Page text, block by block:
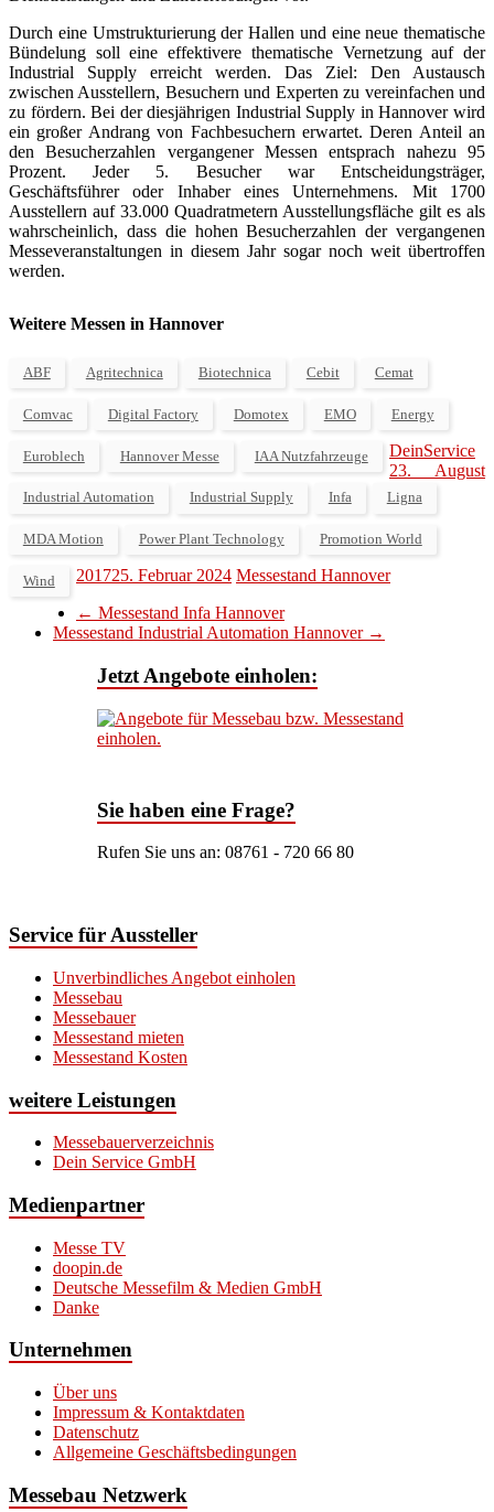
Durch eine Umstrukturierung der Hallen und eine neue thematische
Bündelung soll eine effektivere thematische Vernetzung auf der
Industrial Supply erreicht werden. Das Ziel: Den Austausch
zwischen Ausstellern, Besuchern und Experten zu vereinfachen und
zu fördern. Bei der diesjährigen Industrial Supply in Hannover wird
ein großer Andrang von Fachbesuchern erwartet. Deren Anteil an
den Besucherzahlen vergangener Messen entsprach nahezu 95
Prozent. Jeder 5. Besucher war Entscheidungsträger,
Geschäftsführer oder Inhaber eines Unternehmens. Mit 1700
Ausstellern auf 33.000 Quadratmetern Ausstellungsfläche gilt es als
wahrscheinlich, dass die hohen Besucherzahlen der vergangenen
Messeveranstaltungen in diesem Jahr sogar noch weit übertroffen
werden.
Weitere Messen in Hannover
ABF Agritechnica Biotechnica Cebit Cemat
Comvac Digital Factory Domotex EMO Energy
Euroblech Hannover Messe IAA Nutzfahrzeuge
Industrial Automation Industrial Supply Infa Ligna
MDA Motion Power Plant Technology Promotion World
Wind
DeinService
23. August
201725. Februar 2024 Messestand Hannover
← Messestand Infa Hannover
Messestand Industrial Automation Hannover →
Jetzt Angebote einholen:
Sie haben eine Frage?
Rufen Sie uns an: 08761 - 720 66 80
Service für Aussteller
Unverbindliches Angebot einholen
Messebau
Messebauer
Messestand mieten
Messestand Kosten
weitere Leistungen
Messebauerverzeichnis
Dein Service GmbH
Medienpartner
Messe TV
doopin.de
Deutsche Messefilm & Medien GmbH
Danke
Unternehmen
Über uns
Impressum & Kontaktdaten
Datenschutz
Allgemeine Geschäftsbedingungen
Messebau Netzwerk